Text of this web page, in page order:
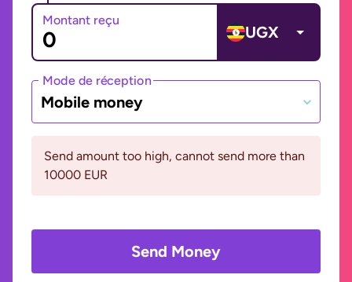
Montant reçu
UGX
Mode de réception
Mobile money
Send amount too high, cannot send more than
10000 EUR
Send Money